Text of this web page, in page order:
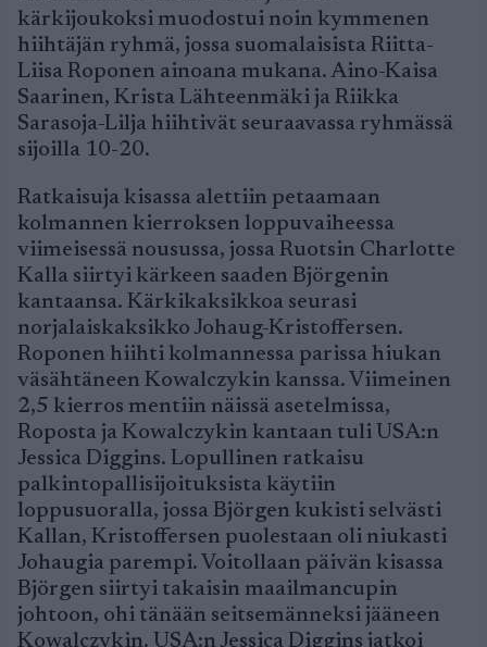
kärkijoukoksi muodostui noin kymmenen
hiihtäjän ryhmä, jossa suomalaisista Riitta-
Liisa Roponen ainoana mukana. Aino-Kaisa
Saarinen, Krista Lähteenmäki ja Riikka
Sarasoja-Lilja hiihtivät seuraavassa ryhmässä
sijoilla 10-20.
Ratkaisuja kisassa alettiin petaamaan
kolmannen kierroksen loppuvaiheessa
viimeisessä nousussa, jossa Ruotsin Charlotte
Kalla siirtyi kärkeen saaden Björgenin
kantaansa. Kärkikaksikkoa seurasi
norjalaiskaksikko Johaug-Kristoffersen.
Roponen hiihti kolmannessa parissa hiukan
väsähtäneen Kowalczykin kanssa. Viimeinen
2,5 kierros mentiin näissä asetelmissa,
Roposta ja Kowalczykin kantaan tuli USA:n
Jessica Diggins. Lopullinen ratkaisu
palkintopallisijoituksista käytiin
loppusuoralla, jossa Björgen kukisti selvästi
Kallan, Kristoffersen puolestaan oli niukasti
Johaugia parempi. Voitollaan päivän kisassa
Björgen siirtyi takaisin maailmancupin
johtoon, ohi tänään seitsemänneksi jääneen
Kowalczykin. USA:n Jessica Diggins jatkoi